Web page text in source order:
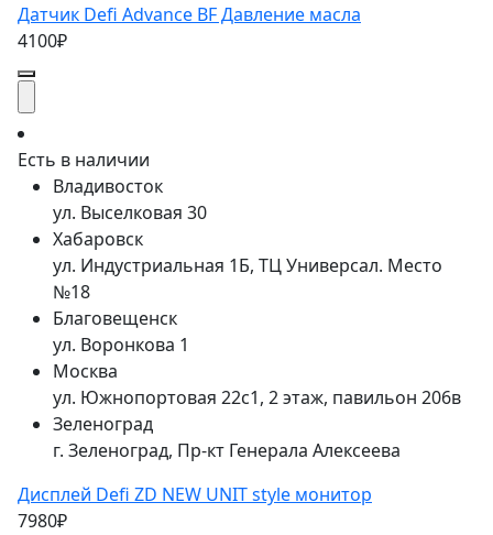
Датчик Defi Advance BF Давление масла
4100₽
Есть в наличии
Владивосток
ул. Выселковая 30
Хабаровск
ул. Индустриальная 1Б, ТЦ Универсал. Место
№18
Благовещенск
ул. Воронкова 1
Москва
ул. Южнопортовая 22с1, 2 этаж, павильон 206в
Зеленоград
г. Зеленоград, Пр-кт Генерала Алексеева
Дисплей Defi ZD NEW UNIT style монитор
7980₽